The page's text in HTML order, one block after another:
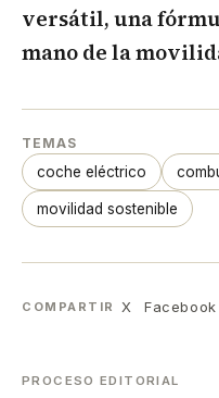
versátil, una
mano de la
TEMAS
coche eléctrico
movilidad sostenible
COMPARTIR X Facebook
PROCESO EDITORIAL